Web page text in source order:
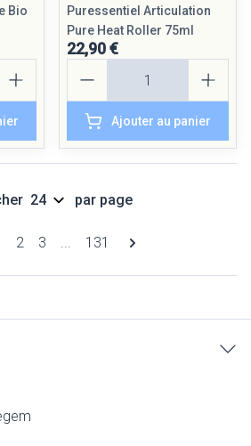
Bio
Puressentiel Articulation
Pure Heat Roller 75ml
22,90 €
Ajouter au panier
Pages
lisez actuellement la page
Page
2 Page
3 ... Page
131
par page